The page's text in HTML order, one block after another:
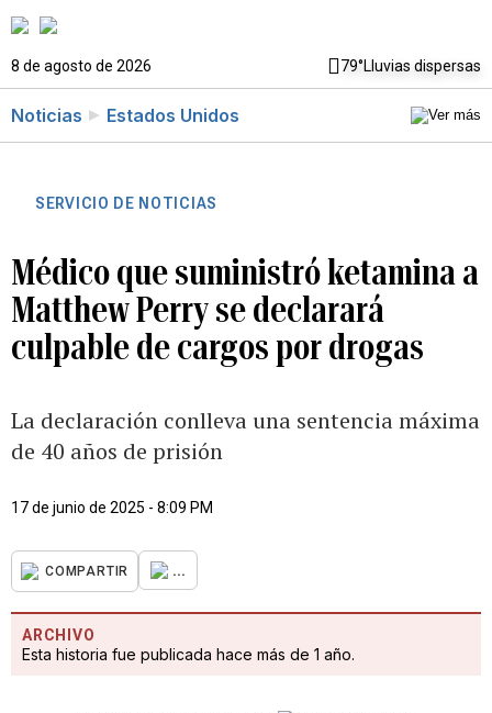
8 de agosto de 2026 79°Lluvias dispersas
Noticias Estados Unidos
SERVICIO DE NOTICIAS
Médico que suministró ketamina a
Matthew Perry se declarará
culpable de cargos por drogas
La declaración conlleva una sentencia máxima
de 40 años de prisión
17 de junio de 2025 - 8:09 PM
COMPARTIR ...
ARCHIVO
Esta historia fue publicada hace más de 1 año.